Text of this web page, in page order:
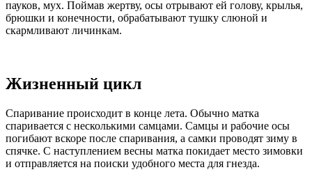
пауков, мух. Поймав жертву, осы отрывают ей голову, крылья,
брюшки и конечности, обрабатывают тушку слюной и
скармливают личинкам.
Жизненный цикл
Спаривание происходит в конце лета. Обычно матка
спаривается с несколькими самцами. Самцы и рабочие осы
погибают вскоре после спаривания, а самки проводят зиму в
спячке. С наступлением весны матка покидает место зимовки
и отправляется на поиски удобного места для гнезда.